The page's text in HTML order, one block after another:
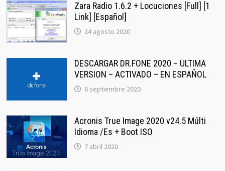
Zara Radio 1.6.2 + Locuciones [Full] [1
Link] [Español]
24 agosto 2020
DESCARGAR DR.FONE 2020 – ULTIMA
VERSION – ACTIVADO – EN ESPAÑOL
6 septiembre 2020
Acronis True Image 2020 v24.5 Múlti
Idioma /Es + Boot ISO
7 abril 2020